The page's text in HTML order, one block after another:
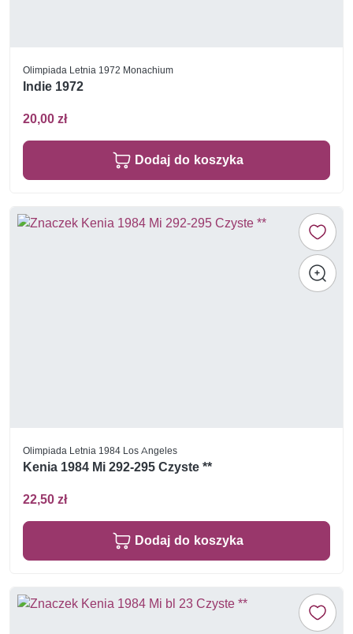
Olimpiada Letnia 1972 Monachium
Indie 1972
20,00 zł
Dodaj do koszyka
Olimpiada Letnia 1984 Los Angeles
Kenia 1984 Mi 292-295 Czyste **
22,50 zł
Dodaj do koszyka